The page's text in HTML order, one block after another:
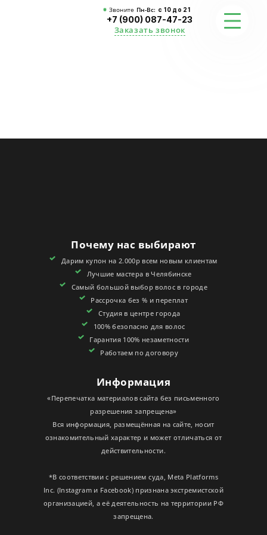
Звоните Пн-Вс: с 10 до 21
+7 (900) 087-47-23
Заказать звонок
КОНТАКТЫ
СЕРТИФИКАТЫ
Почему нас выбирают
Дарим купон на 2.000р всем новым клиентам
Лучшие мастера в Челябинске
Самый большой выбор волос в городе
Рассрочка без % и переплат
Студия в центре города
100% безопасно для волос
Гарантия 100% незаметности
Работаем по договору
Информация
«Перепечатка материалов сайта без письменного
разрешения запрещена»
Вся информация, размещённая на сайте, носит
ознакомительный характер и может отличаться от
действительности.
*В соответствии с решением суда, Meta Platforms
Inc. (Instagram и Facebook) признана экстремистской
организацией, а её деятельность на территории РФ
запрещена.